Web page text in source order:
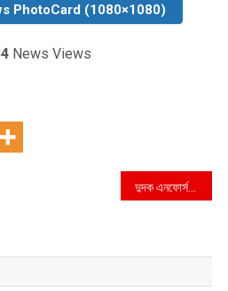
PhotoCard (1080×1080)
News Views
দুদক এনফোর্সমেন্ট ইউনিটের অভিযান